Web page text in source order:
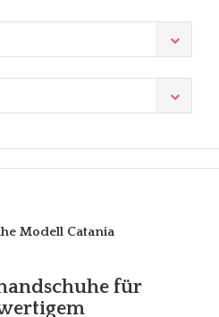
Modell Catania
für